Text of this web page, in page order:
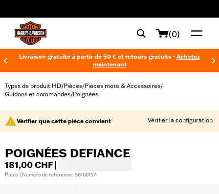
(0)
Livraison gratuite à partir de 50 € et retours gratuits - Achetez
maintenant
Types de produit HD/Pièces/Pièces moto & Accessoires/
Guidons et commandes/Poignées
Vérifier que cette pièce convient Vérifier la configuration
POIGNÉES DEFIANCE
181,00 CHF
Pièce | Numéro de référence : 56100157